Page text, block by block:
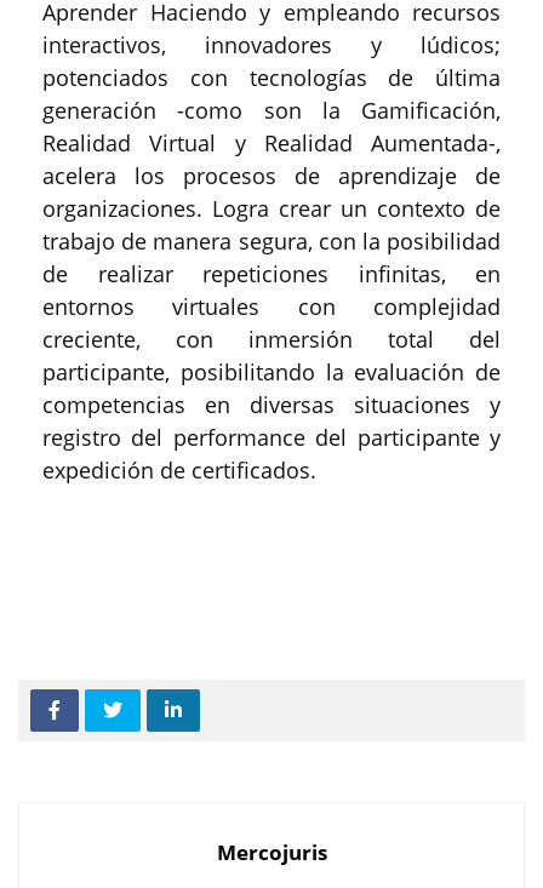
Aprender Haciendo y empleando recursos
interactivos, innovadores y lúdicos;
potenciados con tecnologías de última
generación -como son la Gamificación,
Realidad Virtual y Realidad Aumentada-,
acelera los procesos de aprendizaje de
organizaciones. Logra crear un contexto de
trabajo de manera segura, con la posibilidad
de realizar repeticiones infinitas, en
entornos virtuales con complejidad
creciente, con inmersión total del
participante, posibilitando la evaluación de
competencias en diversas situaciones y
registro del performance del participante y
expedición de certificados.
Mercojuris